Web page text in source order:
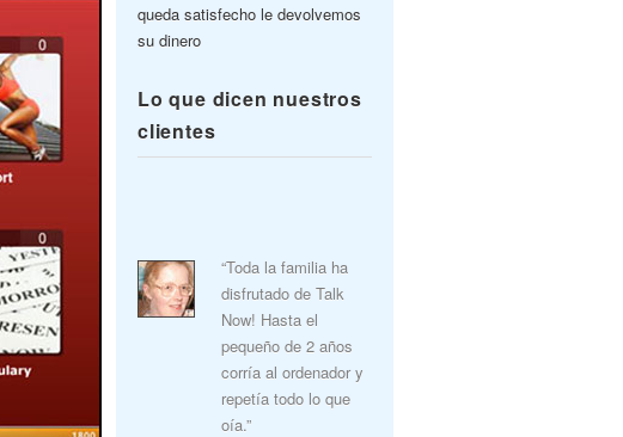
queda satisfecho le devolvemos
su dinero
Lo que dicen nuestros
clientes
“Toda la familia ha
disfrutado de Talk
Now! Hasta el
pequeño de 2 años
corría al ordenador y
repetía todo lo que
oía.”